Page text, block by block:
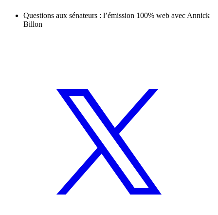
Questions aux sénateurs : l’émission 100% web avec Annick
Billon